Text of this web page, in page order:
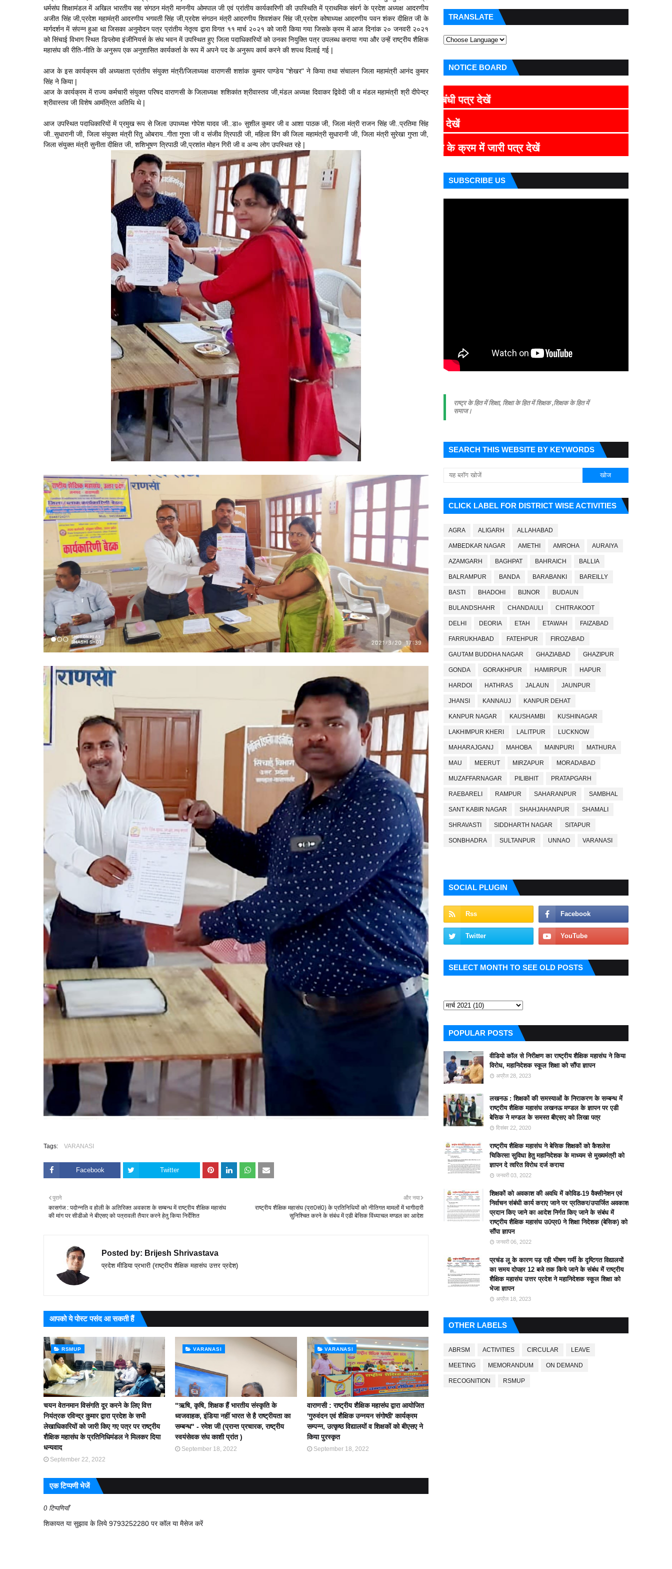
धर्मसंघ शिक्षामंडल में अखिल भारतीय सह संगठन मंत्री माननीय ओमपाल जी एवं प्रांतीय कार्यकारिणी की उपस्थिति में प्राथमिक संवर्ग के प्रदेश अध्यक्ष आदरणीय
अजीत सिंह जी,प्रदेश महामंत्री आदरणीय भगवती सिंह जी,प्रदेश संगठन मंत्री आदरणीय शिवशंकर सिंह जी,प्रदेश कोषाध्यक्ष आदरणीय पवन शंकर दीक्षित जी के
मार्गदर्शन में संपन्न हुआ था जिसका अनुमोदन पत्र प्रांतीय नेतृत्व द्वारा विगत ११ मार्च २०२१ को जारी किया गया जिसके क्रम में आज दिनांक २० जनवरी २०२१
को सिंचाई विभाग स्थित डिप्लोमा इंजीनियर्स के संघ भवन में उपस्थित हुए जिला पदाधिकारियों को उनका नियुक्ति पत्र उपलब्ध कराया गया और उन्हें राष्ट्रीय शैक्षिक
महासंघ की रीति-नीति के अनुरूप एक अनुशासित कार्यकर्ता के रूप में अपने पद के अनुरूप कार्य करने की शपथ दिलाई गई |
आज के इस कार्यक्रम की अध्यक्षता प्रांतीय संयुक्त मंत्री/जिलाध्यक्ष वाराणसी शशांक कुमार पाण्डेय "शेखर" ने किया तथा संचालन जिला महामंत्री आनंद कुमार
सिंह ने किया |
आज के कार्यक्रम में राज्य कर्मचारी संयुक्त परिषद वाराणसी के जिलाध्यक्ष शशिकांत श्रीवास्तव जी,मंडल अध्यक्ष दिवाकर द्विवेदी जी व मंडल महामंत्री श्री दीपेन्द्र
श्रीवास्तव जी विशेष आमंत्रित अतिथि थे |
आज उपस्थित पदाधिकारियों में प्रमुख रूप से जिला उपाध्यक्ष गोपेश यादव जी..डा० सुशील कुमार जी व आशा पाठक जी, जिला मंत्री राजन सिंह जी..प्रतिमा सिंह
जी..सुधारानी जी, जिला संयुक्त मंत्री रितु ओबराय..गीता गुप्ता जी व संजीव त्रिपाठी जी, महिला विंग की जिला महामंत्री सुधारानी जी, जिला मंत्री सुरेखा गुप्ता जी,
जिला संयुक्त मंत्री सुनीता दीक्षित जी, शशिभूषण त्रिपाठी जी,प्रशांत मोहन गिरी जी व अन्य लोग उपस्थित रहे |
Tags: VARANASI
Facebook Twitter
और नया
राष्ट्रीय शैक्षिक महासंघ (प्रा0सं0) के प्रतिनिधियों को नीतिगत मामलों में भागीदारी
सुनिश्चित करने के संबंध में एडी बेसिक विंध्याचल मण्डल का आदेश
पुराने
कासगंज : पदोन्नति व होली के अतिरिक्त अवकाश के सम्बन्ध में राष्ट्रीय शैक्षिक महासंघ
की मांग पर सीडीओ ने बीएसए को पत्रावली तैयार करने हेतु किया निर्देशित
Posted by: Brijesh Shrivastava
प्रदेश मीडिया प्रभारी (राष्ट्रीय शैक्षिक महासंघ उत्तर प्रदेश)
आपको ये पोस्ट पसंद आ सकती हैं
RSMUP
चयन वेतनमान विसंगति दूर करने के लिए वित्त
नियंत्रक रविन्द्र कुमार द्वारा प्रदेश के सभी
लेखाधिकारियों को जारी किए गए पत्र पर राष्ट्रीय
शैक्षिक महासंघ के प्रतिनिधिमंडल ने मिलकर दिया
धन्यवाद
September 22, 2022
VARANASI
"ऋषि, कृषि, शिक्षक हैं भारतीय संस्कृति के
ध्वजवाहक, इंडिया नहीं भारत से है राष्ट्रीयता का
सम्बन्ध" - रमेश जी (प्रान्त प्रचारक, राष्ट्रीय
स्वयंसेवक संघ काशी प्रांत )
September 18, 2022
VARANASI
वाराणसी : राष्ट्रीय शैक्षिक महासंघ द्वारा आयोजित
'गुरुवंदन एवं शैक्षिक उन्नयन संगोष्ठी' कार्यक्रम
सम्पन्न, उत्कृष्ठ विद्यालयों व शिक्षकों को बीएसए ने
किया पुरस्कृत
September 18, 2022
एक टिप्पणी भेजें
0 टिप्पणियाँ
शिकायत या सुझाव के लिये 9793252280 पर कॉल या मैसेज करें
TRANSLATE
NOTICE BOARD
CLICK HERE मांग के क्रम में जारी पत्र देखें
SUBSCRIBE US
राष्ट्र के हित में शिक्षा, शिक्षा के हित में शिक्षक ,शिक्षक के हित में
समाज।
SEARCH THIS WEBSITE BY KEYWORDS
CLICK LABEL FOR DISTRICT WISE ACTIVITIES
AGRA ALIGARH ALLAHABAD
AMBEDKAR NAGAR AMETHI AMROHA AURAIYA
AZAMGARH BAGHPAT BAHRAICH BALLIA
BALRAMPUR BANDA BARABANKI BAREILLY
BASTI BHADOHI BIJNOR BUDAUN
BULANDSHAHR CHANDAULI CHITRAKOOT
DELHI DEORIA ETAH ETAWAH FAIZABAD
FARRUKHABAD FATEHPUR FIROZABAD
GAUTAM BUDDHA NAGAR GHAZIABAD GHAZIPUR
GONDA GORAKHPUR HAMIRPUR HAPUR
HARDOI HATHRAS JALAUN JAUNPUR
JHANSI KANNAUJ KANPUR DEHAT
KANPUR NAGAR KAUSHAMBI KUSHINAGAR
LAKHIMPUR KHERI LALITPUR LUCKNOW
MAHARAJGANJ MAHOBA MAINPURI MATHURA
MAU MEERUT MIRZAPUR MORADABAD
MUZAFFARNAGAR PILIBHIT PRATAPGARH
RAEBARELI RAMPUR SAHARANPUR SAMBHAL
SANT KABIR NAGAR SHAHJAHANPUR SHAMALI
SHRAVASTI SIDDHARTH NAGAR SITAPUR
SONBHADRA SULTANPUR UNNAO VARANASI
SOCIAL PLUGIN
SELECT MONTH TO SEE OLD POSTS
POPULAR POSTS
वीडियो कॉल से निरीक्षण का राष्ट्रीय शैक्षिक महासंघ ने किया
विरोध, महानिदेशक स्कूल शिक्षा को सौंपा ज्ञापन
अप्रैल 28, 2023
लखनऊ : शिक्षकों की समस्याओं के निराकरण के सम्बन्ध में
राष्ट्रीय शैक्षिक महासंघ लखनऊ मण्डल के ज्ञापन पर एडी
बेसिक ने मण्डल के समस्त बीएसए को लिखा पत्र
दिसंबर 22, 2020
राष्ट्रीय शैक्षिक महासंघ ने बेसिक शिक्षकों को कैशलेस
चिकित्सा सुविधा हेतु महानिदेशक के माध्यम से मुख्यमंत्री को
ज्ञापन दे त्वरित विरोध दर्ज कराया
जनवरी 03, 2022
शिक्षकों को अवकाश की अवधि में कोविड-19 वैक्सीनेशन एवं
निर्वाचन संबंधी कार्य कराए जाने पर प्रतिकर/उपार्जित अवकाश
प्रदान किए जाने का आदेश निर्गत किए जाने के संबंध में
राष्ट्रीय शैक्षिक महासंघ उ0प्र0 ने शिक्षा निदेशक (बेसिक) को
सौंपा ज्ञापन
जनवरी 06, 2022
प्रचंड लू के कारण पड़ रही भीषण गर्मी के दृष्टिगत विद्यालयों
का समय दोपहर 12 बजे तक किये जाने के संबंध में राष्ट्रीय
शैक्षिक महासंघ उत्तर प्रदेश ने महानिदेशक स्कूल शिक्षा को
भेजा ज्ञापन
अप्रैल 18, 2023
OTHER LABELS
ABRSM ACTIVITIES CIRCULAR LEAVE
MEETING MEMORANDUM ON DEMAND
RECOGNITION RSMUP